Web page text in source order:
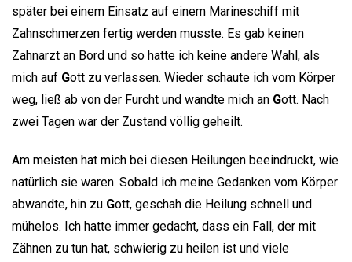
später bei einem Einsatz auf einem Marineschiff mit
Zahnschmerzen fertig werden musste. Es gab keinen
Zahnarzt an Bord und so hatte ich keine andere Wahl, als
mich auf Gott zu verlassen. Wieder schaute ich vom Körper
weg, ließ ab von der Furcht und wandte mich an Gott. Nach
zwei Tagen war der Zustand völlig geheilt.
Am meisten hat mich bei diesen Heilungen beeindruckt, wie
natürlich sie waren. Sobald ich meine Gedanken vom Körper
abwandte, hin zu Gott, geschah die Heilung schnell und
mühelos. Ich hatte immer gedacht, dass ein Fall, der mit
Zähnen zu tun hat, schwierig zu heilen ist und viele